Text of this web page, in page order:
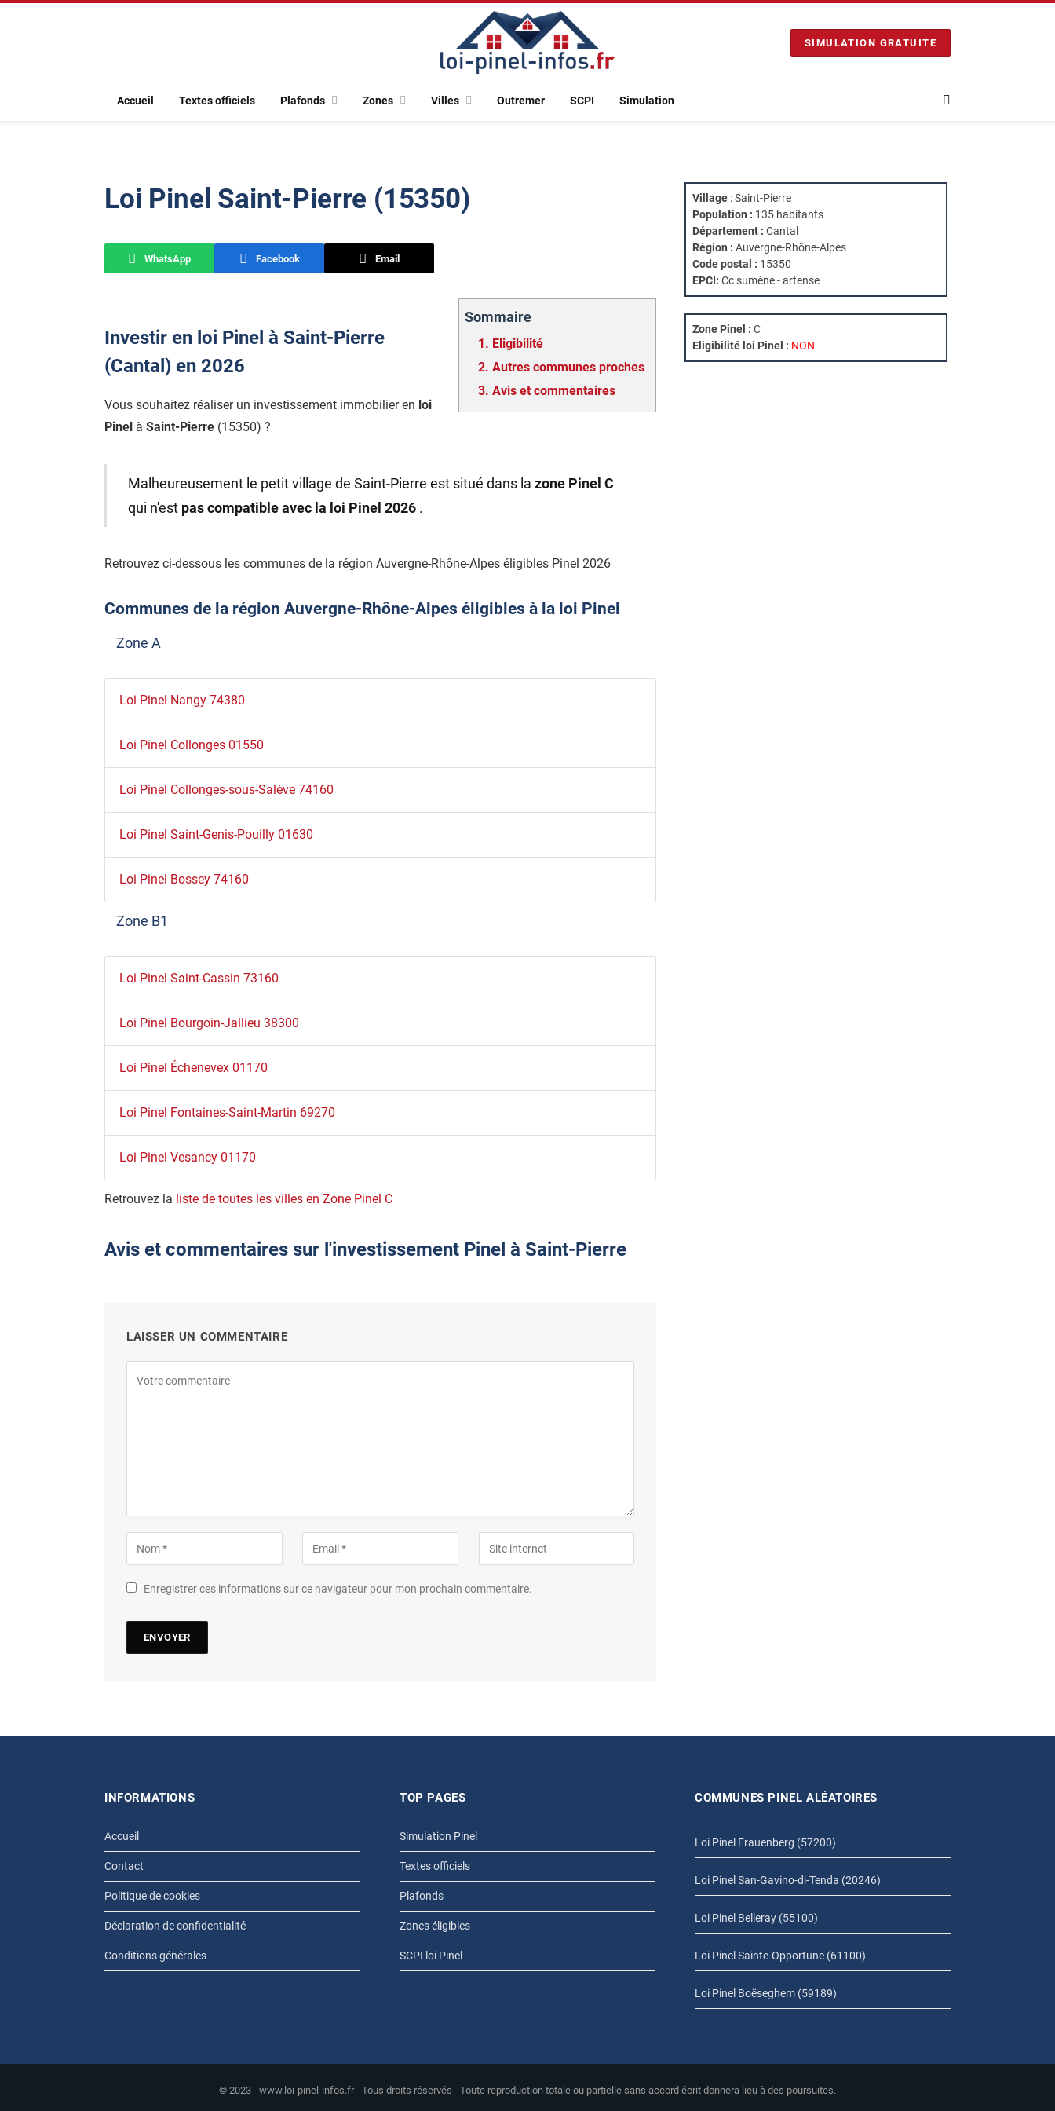
SIMULATION GRATUITE
Accueil Textes officiels Plafonds Zones Villes Outremer SCPI Simulation
Loi Pinel Saint-Pierre (15350)
WhatsApp Facebook Email
Sommaire
1. Eligibilité
2. Autres communes proches
3. Avis et commentaires
Investir en loi Pinel à Saint-Pierre
(Cantal) en 2026
Vous souhaitez réaliser un investissement immobilier en loi
Pinel à Saint-Pierre (15350) ?
Malheureusement le petit village de Saint-Pierre est situé dans la zone Pinel C
qui n'est pas compatible avec la loi Pinel 2026 .
Retrouvez ci-dessous les communes de la région Auvergne-Rhône-Alpes éligibles Pinel 2026
Communes de la région Auvergne-Rhône-Alpes éligibles à la loi Pinel
Zone A
Loi Pinel Nangy 74380
Loi Pinel Collonges 01550
Loi Pinel Collonges-sous-Salève 74160
Loi Pinel Saint-Genis-Pouilly 01630
Loi Pinel Bossey 74160
Zone B1
Loi Pinel Saint-Cassin 73160
Loi Pinel Bourgoin-Jallieu 38300
Loi Pinel Échenevex 01170
Loi Pinel Fontaines-Saint-Martin 69270
Loi Pinel Vesancy 01170
Retrouvez la liste de toutes les villes en Zone Pinel C
Avis et commentaires sur l'investissement Pinel à Saint-Pierre
LAISSER UN COMMENTAIRE
Enregistrer ces informations sur ce navigateur pour mon prochain commentaire.
Village : Saint-Pierre
Population : 135 habitants
Département : Cantal
Région : Auvergne-Rhône-Alpes
Code postal : 15350
EPCI: Cc sumène - artense
Zone Pinel : C
Eligibilité loi Pinel : NON
INFORMATIONS
Accueil
Contact
Politique de cookies
Déclaration de confidentialité
Conditions générales
TOP PAGES
Simulation Pinel
Textes officiels
Plafonds
Zones éligibles
SCPI loi Pinel
COMMUNES PINEL ALÉATOIRES
Loi Pinel Frauenberg (57200)
Loi Pinel San-Gavino-di-Tenda (20246)
Loi Pinel Belleray (55100)
Loi Pinel Sainte-Opportune (61100)
Loi Pinel Boëseghem (59189)
© 2023 - www.loi-pinel-infos.fr - Tous droits réservés - Toute reproduction totale ou partielle sans accord écrit donnera lieu à des poursuites.